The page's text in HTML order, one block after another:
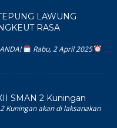
LAWUNG
RASA
Rabu, 2 April 2025
SMAN 2 Kuningan
Kuningan akan di laksanakan